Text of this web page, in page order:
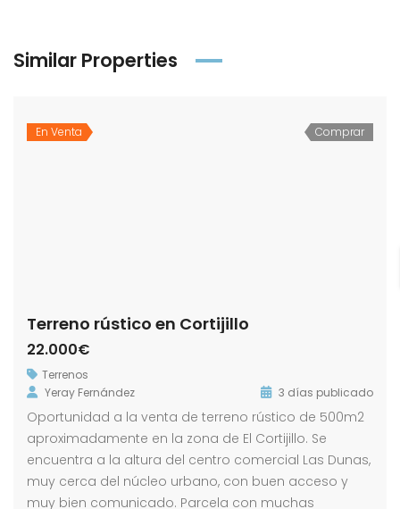
Similar Properties
En Venta Comprar
Terreno rústico en Cortijillo
22.000€
Terrenos
Yeray Fernández
3 días publicado
Oportunidad a la venta de terreno rústico de 500m2
aproximadamente en la zona de El Cortijillo. Se
encuentra a la altura del centro comercial Las Dunas,
muy cerca del núcleo urbano, con buen acceso y
muy bien comunicado. Parcela con muchas